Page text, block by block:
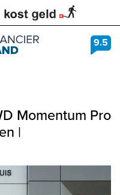
9.5
Momentum Pro
|